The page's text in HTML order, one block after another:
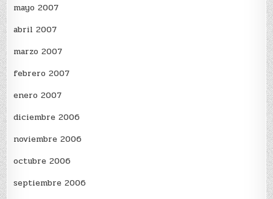
mayo 2007
abril 2007
marzo 2007
febrero 2007
enero 2007
diciembre 2006
noviembre 2006
octubre 2006
septiembre 2006